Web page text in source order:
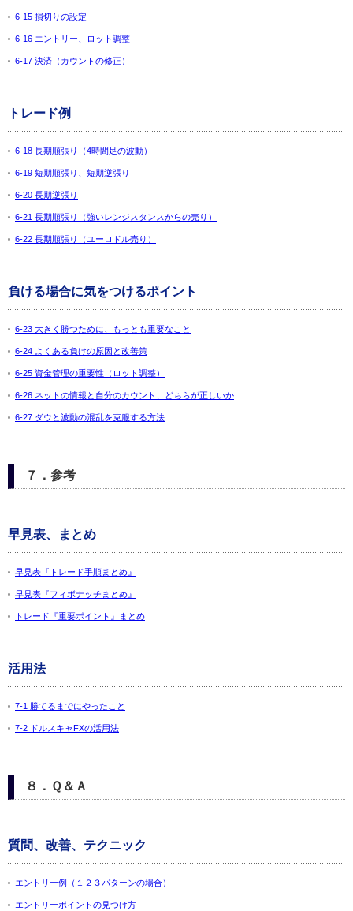
6-15 損切りの設定
6-16 エントリー、ロット調整
6-17 決済（カウントの修正）
トレード例
6-18 長期順張り（4時間足の波動）
6-19 短期順張り、短期逆張り
6-20 長期逆張り
6-21 長期順張り（強いレンジスタンスからの売り）
6-22 長期順張り（ユーロドル売り）
負ける場合に気をつけるポイント
6-23 大きく勝つために、もっとも重要なこと
6-24 よくある負けの原因と改善策
6-25 資金管理の重要性（ロット調整）
6-26 ネットの情報と自分のカウント、どちらが正しいか
6-27 ダウと波動の混乱を克服する方法
７．参考
早見表、まとめ
早見表『トレード手順まとめ』
早見表『フィボナッチまとめ』
トレード『重要ポイント』まとめ
活用法
7-1 勝てるまでにやったこと
7-2 ドルスキャFXの活用法
８．Ｑ＆Ａ
質問、改善、テクニック
エントリー例（１２３パターンの場合）
エントリーポイントの見つけ方